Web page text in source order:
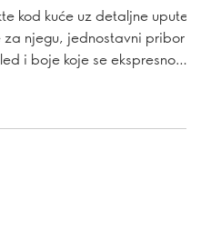
kod kuće uz detaljne upute
njegu, jednostavni pribor
i boje koje se ekspresno